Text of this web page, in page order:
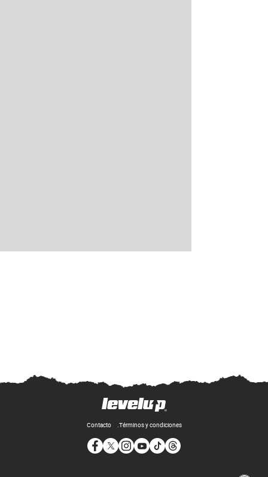
Contacto Términos y condiciones
Opens in new window
Opens in new window
Opens in new window
Opens in new window
Opens in new window
Opens in new window